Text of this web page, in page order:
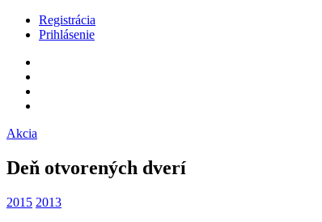
Registrácia
Prihlásenie
Akcia
Deň otvorených dverí
2015 2013